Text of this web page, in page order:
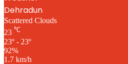
Dehradun
Scattered Clouds
23 ℃
23º - 23º
92%
1.7 km/h